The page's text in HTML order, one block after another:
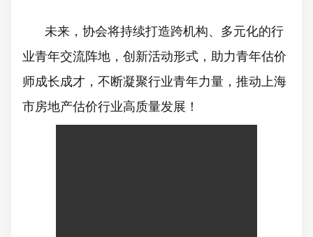
未来，协会将持续打造跨机构、多元化的行
业青年交流阵地，创新活动形式，助力青年估价
师成长成才，不断凝聚行业青年力量，推动上海
市房地产估价行业高质量发展！